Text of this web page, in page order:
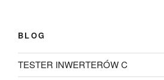
BLOG
TESTER INWERTERÓW C